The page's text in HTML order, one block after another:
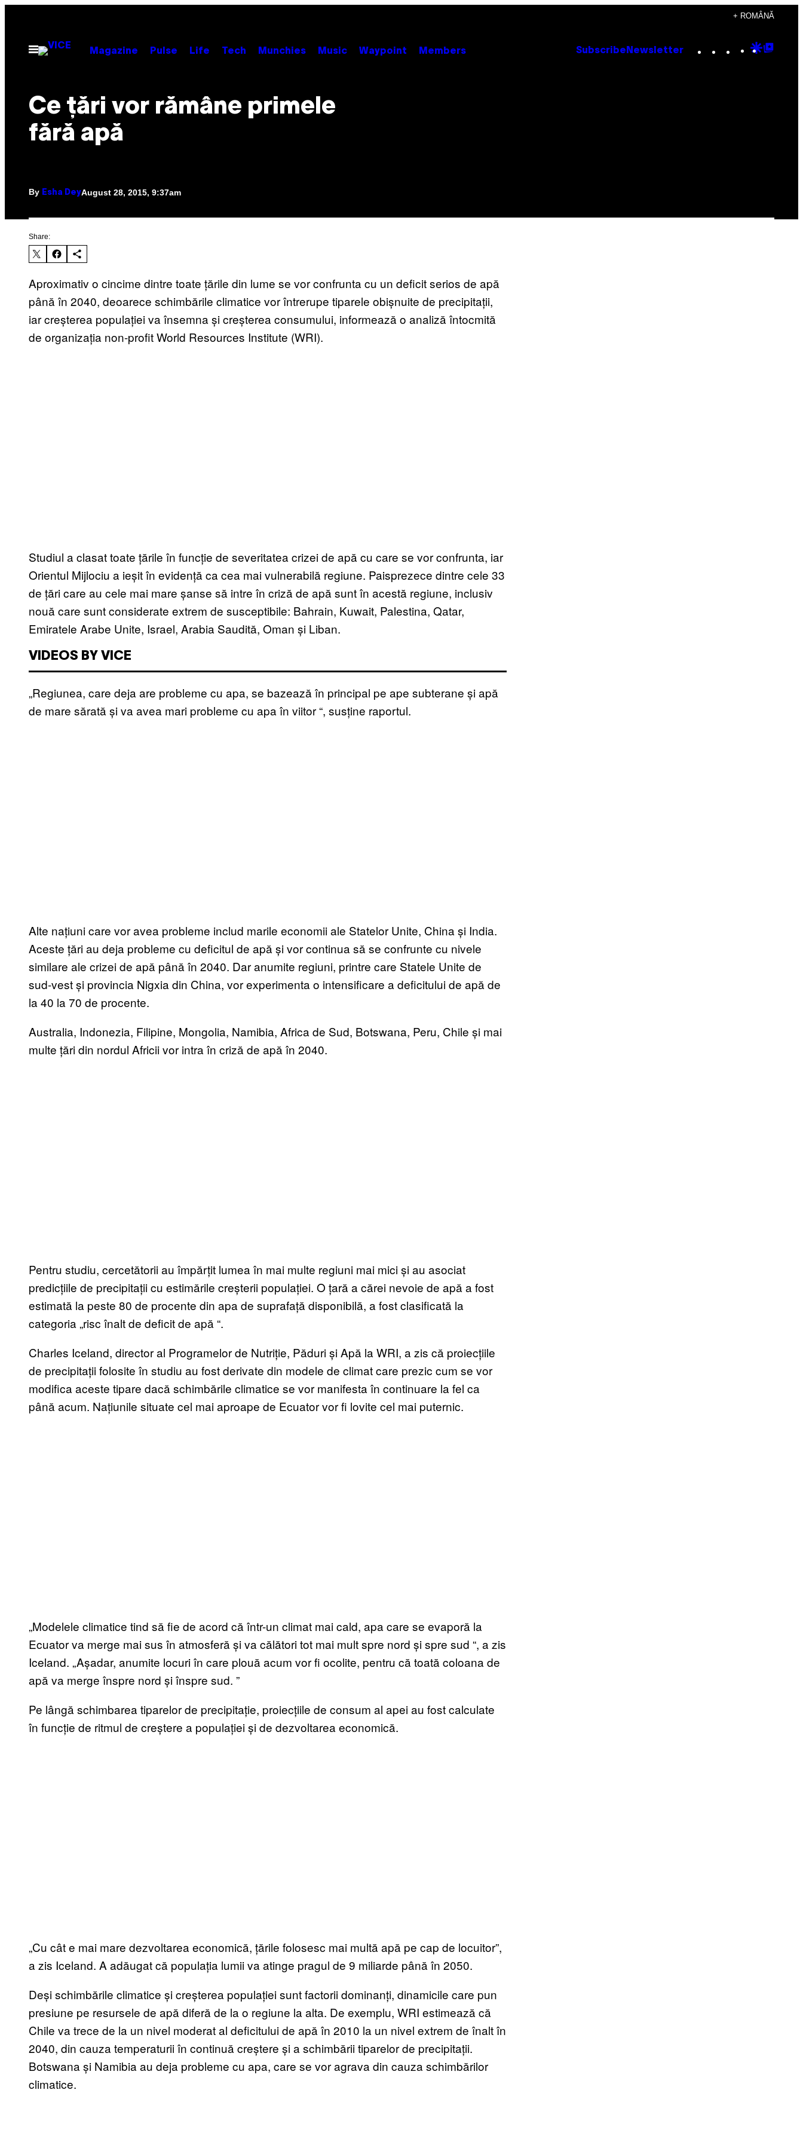
content
+ ROMÂNĂ
Open
Menu
Magazine Pulse Life Tech Munchies Music Waypoint Members Subscribe Newsletter Instagram
TikTok
YouTube
Google
​Ce țări vor rămâne primele
fără apă
By Esha DeyAugust 28, 2015, 9:37am
Share:
Aproximativ o cincime dintre toate țările din lume se vor confrunta cu un deficit serios de apă
până în 2040, deoarece schimbările climatice vor întrerupe tiparele obișnuite de precipitații,
iar creșterea populației va însemna și creșterea consumului, informează o analiză întocmită
de organizația non-profit World Resources Institute (WRI).
Studiul a clasat toate țările în funcție de severitatea crizei de apă cu care se vor confrunta, iar
Orientul Mijlociu a ieșit în evidență ca cea mai vulnerabilă regiune. Paisprezece dintre cele 33
de țări care au cele mai mare șanse să intre în criză de apă sunt în acestă regiune, inclusiv
nouă care sunt considerate extrem de susceptibile: Bahrain, Kuwait, Palestina, Qatar,
Emiratele Arabe Unite, Israel, Arabia Saudită, Oman și Liban.
VIDEOS BY VICE
„Regiunea, care deja are probleme cu apa, se bazează în principal pe ape subterane și apă
de mare sărată și va avea mari probleme cu apa în viitor “, susține raportul.
Alte națiuni care vor avea probleme includ marile economii ale Statelor Unite, China și India.
Aceste țări au deja probleme cu deficitul de apă și vor continua să se confrunte cu nivele
similare ale crizei de apă până în 2040. Dar anumite regiuni, printre care Statele Unite de
sud-vest și provincia Nigxia din China, vor experimenta o intensificare a deficitului de apă de
la 40 la 70 de procente.
Australia, Indonezia, Filipine, Mongolia, Namibia, Africa de Sud, Botswana, Peru, Chile și mai
multe țări din nordul Africii vor intra în criză de apă în 2040.
Pentru studiu, cercetătorii au împărțit lumea în mai multe regiuni mai mici și au asociat
predicțiile de precipitații cu estimările creșterii populației. O țară a cărei nevoie de apă a fost
estimată la peste 80 de procente din apa de suprafață disponibilă, a fost clasificată la
categoria „risc înalt de deficit de apă “.
Charles Iceland, director al Programelor de Nutriție, Păduri și Apă la WRI, a zis că proiecțiile
de precipitații folosite în studiu au fost derivate din modele de climat care prezic cum se vor
modifica aceste tipare dacă schimbările climatice se vor manifesta în continuare la fel ca
până acum. Națiunile situate cel mai aproape de Ecuator vor fi lovite cel mai puternic.
„Modelele climatice tind să fie de acord că într-un climat mai cald, apa care se evaporă la
Ecuator va merge mai sus în atmosferă și va călători tot mai mult spre nord și spre sud “, a zis
Iceland. „Așadar, anumite locuri în care plouă acum vor fi ocolite, pentru că toată coloana de
apă va merge înspre nord și înspre sud. ”
Pe lângă schimbarea tiparelor de precipitație, proiecțiile de consum al apei au fost calculate
în funcție de ritmul de creștere a populației și de dezvoltarea economică.
„Cu cât e mai mare dezvoltarea economică, țările folosesc mai multă apă pe cap de locuitor”,
a zis Iceland. A adăugat că populația lumii va atinge pragul de 9 miliarde până în 2050.
Deși schimbările climatice și creșterea populației sunt factorii dominanți, dinamicile care pun
presiune pe resursele de apă diferă de la o regiune la alta. De exemplu, WRI estimează că
Chile va trece de la un nivel moderat al deficitului de apă în 2010 la un nivel extrem de înalt în
2040, din cauza temperaturii în continuă creștere și a schimbării tiparelor de precipitații.
Botswana și Namibia au deja probleme cu apa, care se vor agrava din cauza schimbărilor
climatice.